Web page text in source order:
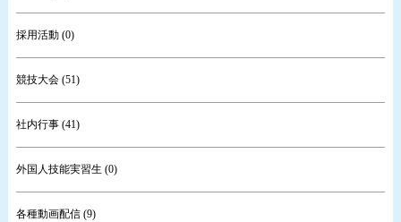
採用活動 (0)
競技大会 (51)
社内行事 (41)
外国人技能実習生 (0)
各種動画配信 (9)